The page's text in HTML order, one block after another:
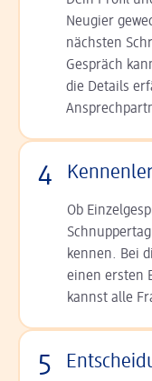
Neugier
nächsten
Gespräch
die Details
4
Ob
kennen. Bei
einen ersten
kannst alle
5